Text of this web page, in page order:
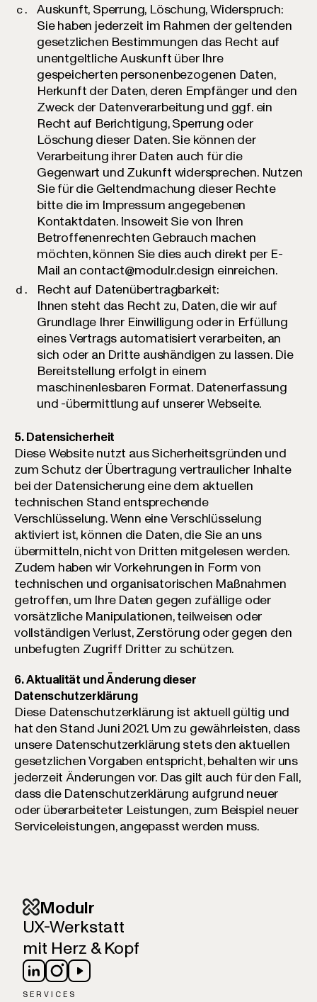
Auskunft, Sperrung, Löschung, Widerspruch:
Sie haben jederzeit im Rahmen der geltenden
gesetzlichen Bestimmungen das Recht auf
unentgeltliche Auskunft über Ihre
gespeicherten personenbezogenen Daten,
Herkunft der Daten, deren Empfänger und den
Zweck der Datenverarbeitung und ggf. ein
Recht auf Berichtigung, Sperrung oder
Löschung dieser Daten. Sie können der
Verarbeitung ihrer Daten auch für die
Gegenwart und Zukunft widersprechen. Nutzen
Sie für die Geltendmachung dieser Rechte
bitte die im Impressum angegebenen
Kontaktdaten. Insoweit Sie von Ihren
Betroffenenrechten Gebrauch machen
möchten, können Sie dies auch direkt per E-
Mail an contact@modulr.design einreichen.
Recht auf Datenübertragbarkeit:
Ihnen steht das Recht zu, Daten, die wir auf
Grundlage Ihrer Einwilligung oder in Erfüllung
eines Vertrags automatisiert verarbeiten, an
sich oder an Dritte aushändigen zu lassen. Die
Bereitstellung erfolgt in einem
maschinenlesbaren Format. Datenerfassung
und -übermittlung auf unserer Webseite.
5. Datensicherheit
Diese Website nutzt aus Sicherheitsgründen und
zum Schutz der Übertragung vertraulicher Inhalte
bei der Datensicherung eine dem aktuellen
technischen Stand entsprechende
Verschlüsselung. Wenn eine Verschlüsselung
aktiviert ist, können die Daten, die Sie an uns
übermitteln, nicht von Dritten mitgelesen werden.
Zudem haben wir Vorkehrungen in Form von
technischen und organisatorischen Maßnahmen
getroffen, um Ihre Daten gegen zufällige oder
vorsätzliche Manipulationen, teilweisen oder
vollständigen Verlust, Zerstörung oder gegen den
unbefugten Zugriff Dritter zu schützen.
6. Aktualität und Änderung dieser
Datenschutzerklärung
Diese Datenschutzerklärung ist aktuell gültig und
hat den Stand Juni 2021. Um zu gewährleisten, dass
unsere Datenschutzerklärung stets den aktuellen
gesetzlichen Vorgaben entspricht, behalten wir uns
jederzeit Änderungen vor. Das gilt auch für den Fall,
dass die Datenschutzerklärung aufgrund neuer
oder überarbeiteter Leistungen, zum Beispiel neuer
Serviceleistungen, angepasst werden muss.
Modulr
UX-Werkstatt
mit Herz & Kopf
SERVICES